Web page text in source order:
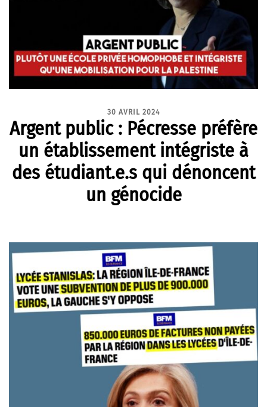
30 AVRIL 2024
Argent public : Pécresse préfère
un établissement intégriste à
des étudiant.e.s qui dénoncent
un génocide